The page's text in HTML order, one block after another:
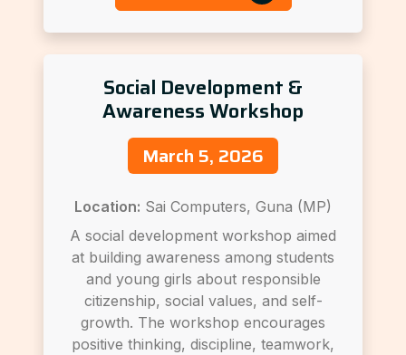
Social Development &
Awareness Workshop
March 5, 2026
Location: Sai Computers, Guna (MP)
A social development workshop aimed
at building awareness among students
and young girls about responsible
citizenship, social values, and self-
growth. The workshop encourages
positive thinking, discipline, teamwork,